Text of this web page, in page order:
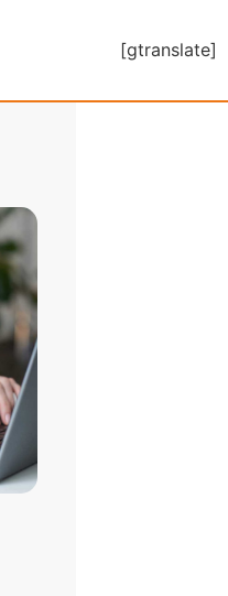
[gtranslate]